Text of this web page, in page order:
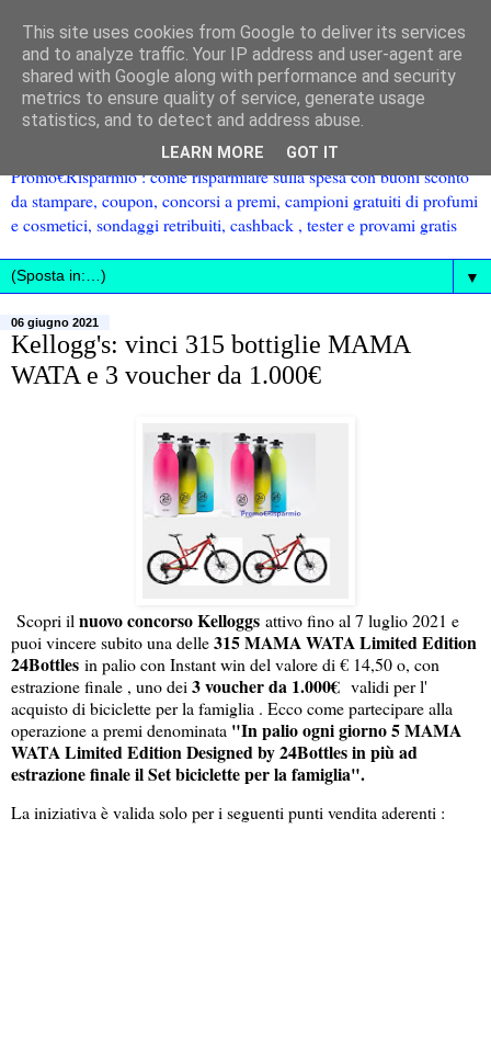
Promo€Risparmio : come risparmiare sulla spesa con buoni sconto
da stampare, coupon, concorsi a premi, campioni gratuiti di profumi
e cosmetici, sondaggi retribuiti, cashback , tester e provami gratis
▼
06 giugno 2021
Kellogg's: vinci 315 bottiglie MAMA
WATA e 3 voucher da 1.000€
Scopri il nuovo concorso Kelloggs attivo fino al 7 luglio 2021 e
puoi vincere subito una delle315 MAMA WATA Limited Edition
24Bottles in palio con Instant win del valore di € 14,50 o, con
estrazione finale , uno dei 3 voucher da 1.000€ validi per l'
acquisto di biciclette per la famiglia . Ecco come partecipare alla
operazione a premi denominata "In palio ogni giorno 5 MAMA
WATA Limited Edition Designed by 24Bottles in più ad
estrazione finale il Set biciclette per la famiglia".
La iniziativa è valida solo per i seguenti punti vendita aderenti :
This site uses cookies from Google to deliver its services
and to analyze traffic. Your IP address and user-agent are
shared with Google along with performance and security
metrics to ensure quality of service, generate usage
statistics, and to detect and address abuse.
LEARN MORE GOT IT